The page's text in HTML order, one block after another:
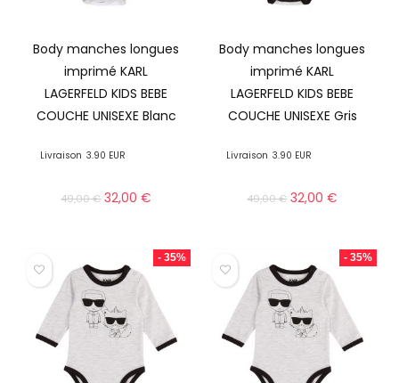
Body manches longues
imprimé KARL
LAGERFELD KIDS BEBE
COUCHE UNISEXE Blanc
Livraison 3.90 EUR
49,00€ 32,00€
Body manches longues
imprimé KARL
LAGERFELD KIDS BEBE
COUCHE UNISEXE Gris
Livraison 3.90 EUR
49,00€ 32,00€
- 35% - 35%